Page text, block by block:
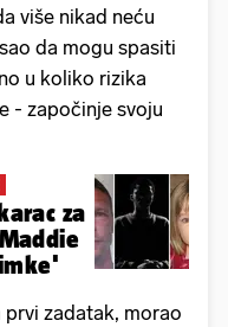
više nikad neću
da mogu spasiti
u koliko rizika
- započinje svoju
za
prvi zadatak, morao